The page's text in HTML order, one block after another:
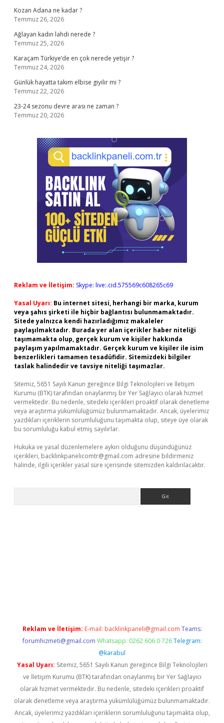
Kozan Adana ne kadar ?
Temmuz 26, 2026
Ağlayan kadın lahdi nerede ?
Temmuz 25, 2026
Karaçam Türkiye’de en çok nerede yetişir ?
Temmuz 24, 2026
Günlük hayatta takım elbise giyilir mi ?
Temmuz 22, 2026
23-24 sezonu devre arası ne zaman ?
Temmuz 20, 2026
Reklam ve İletişim: Skype: live:.cid.575569c608265c69
Yasal Uyarı: Bu internet sitesi, herhangi bir marka, kurum
veya şahıs şirketi ile hiçbir bağlantısı bulunmamaktadır.
Sitede yalnızca kendi hazırladığımız makaleler
paylaşılmaktadır. Burada yer alan içerikler haber niteliği
taşımamakta olup, gerçek kurum ve kişiler hakkında
paylaşım yapılmamaktadır. Gerçek kurum ve kişiler ile isim
benzerlikleri tamamen tesadüfidir. Sitemizdeki bilgiler
taslak halindedir ve tavsiye niteliği taşımazlar.
Sitemiz, 5651 Sayılı Kanun gereğince Bilgi Teknolojileri ve İletişim
Kurumu (BTK) tarafından onaylanmış bir Yer Sağlayıcı olarak hizmet
vermektedir. Bu nedenle, sitedeki içerikleri proaktif olarak denetleme
veya araştırma yükümlülüğümüz bulunmamaktadır. Ancak, üyelerimiz
yazdıkları içeriklerin sorumluluğunu taşımakta olup, siteye üye olarak
bu sorumluluğu kabul etmiş sayılırlar.
Hukuka ve yasal düzenlemelere aykırı olduğunu düşündüğünüz
içerikleri, backlinkpanelicomtr@gmail.com adresine bildirmeniz
halinde, ilgili içerikler yasal süre içerisinde sitemizden kaldırılacaktır.
Reklam ve İletişim: E-mail: backlinkpaneli@gmail.com Teams:
forumhizmeti@gmail.com Whatsapp: 0262 606 0 726 Telegram:
@karabul
Yasal Uyarı: Sitemiz, 5651 Sayılı Kanun gereğince Bilgi Teknolojileri
ve İletişim Kurumu (BTK) tarafından onaylanmış bir Yer Sağlayıcı
olarak hizmet vermektedir. Bu nedenle, sitedeki içerikleri proaktif
olarak denetleme veya araştırma yükümlülüğümüz bulunmamaktadır.
Ancak, üyelerimiz yazdıkları içeriklerin sorumluluğunu taşımakta olup,